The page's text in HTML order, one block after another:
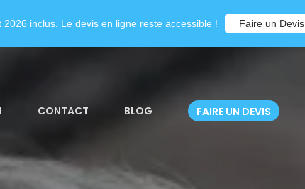
CONTACT BLOG FAIRE UN DEVIS
inclus. Le devis en ligne reste accessible ! Faire un Devis